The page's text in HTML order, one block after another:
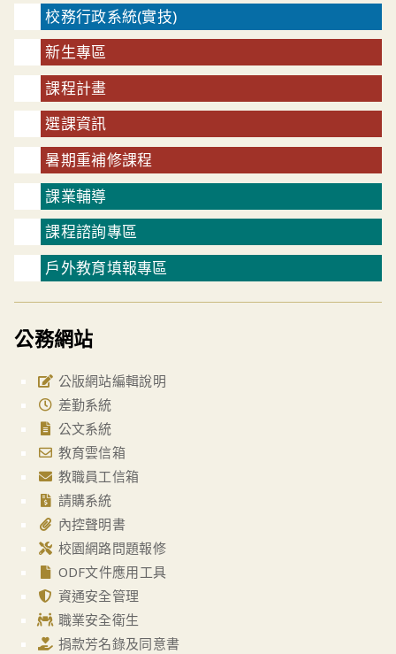
校務行政系統(實技)
新生專區
課程計畫
選課資訊
暑期重補修課程
課業輔導
課程諮詢專區
戶外教育填報專區
公務網站
公版網站編輯說明
差勤系統
公文系統
教育雲信箱
教職員工信箱
請購系統
內控聲明書
校園網路問題報修
ODF文件應用工具
資通安全管理
職業安全衛生
捐款芳名錄及同意書